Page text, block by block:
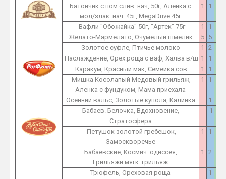
Батончик с пом.слив. нач, 50г, Алёнка с
мол/злак. нач. 45г, MegaDrive 45г
1 1
Вафли "Обожайка" 50г, "Артек" 75г 1 1
Желато-Мармелато, Очумелый шмелик
5 5
Золотое суфле, Птичье молоко
1 2 2
Наслаждение, Орех.роща с ваф, Халва в/ш 1 1
2
Каракум, Красный мак, Семейка сов
1 1
2
Мишка Косолапый Медовый грильяж,
Аленка с фундуком, Мама приехала
1 1 2
Осенний вальс, Золотые купола, Калинка 1
Бабаев. Белочка, Вдохновение,
Стратосфера
1
Петушок золотой гребешок,
Замоскворечье
1 1 2
Бабаевские, Космич. одиссея,
Грильяжн.мягк. грильяж
1 2 2
Трюфель, Ореховая роща 1